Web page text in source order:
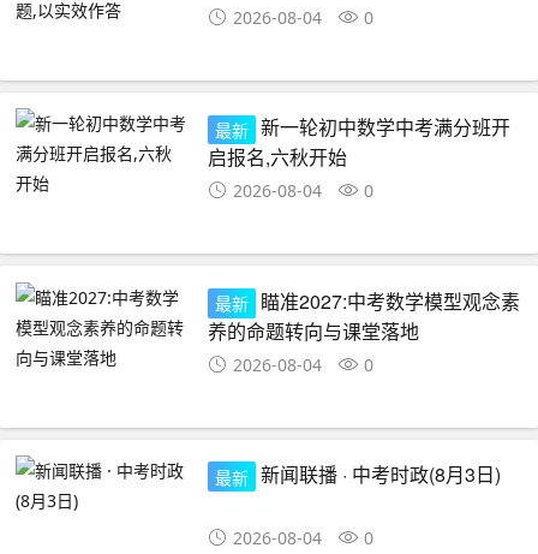
2026-08-04 0
最新 新一轮初中数学中考满分班开
启报名,六秋开始
2026-08-04 0
最新 瞄准2027:中考数学模型观念素
养的命题转向与课堂落地
2026-08-04 0
最新 新闻联播 · 中考时政(8月3日)
2026-08-04 0